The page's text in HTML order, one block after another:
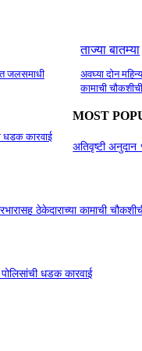
जलसमाधी
ताज्या बातम्या
अवघ्या दोन
कामाची
धडक कारवाई
MOST
अतिवृष्टी अनुदान
ठेकेदाराच्या कामाची
धडक कारवाई